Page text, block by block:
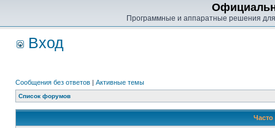
Программные и аппаратные решения
Вход
Сообщения без ответов | Активные темы
Список форумов